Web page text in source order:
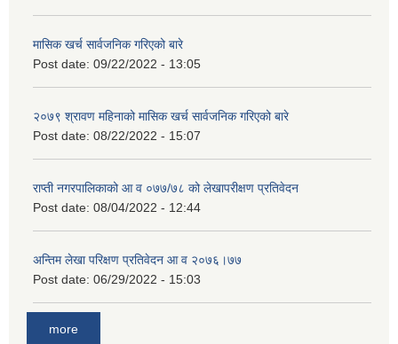
मासिक खर्च सार्वजनिक गरिएको बारे
Post date: 09/22/2022 - 13:05
२०७९ श्रावण महिनाको मासिक खर्च सार्वजनिक गरिएको बारे
Post date: 08/22/2022 - 15:07
राप्ती नगरपालिकाको आ व ०७७/७८ को लेखापरीक्षण प्रतिवेदन
Post date: 08/04/2022 - 12:44
अन्तिम लेखा परिक्षण प्रतिवेदन आ व २०७६।७७
Post date: 06/29/2022 - 15:03
more